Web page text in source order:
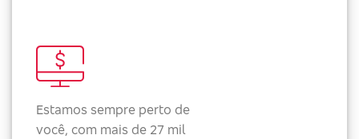
Estamos sempre perto de
você, com mais de 27 mil